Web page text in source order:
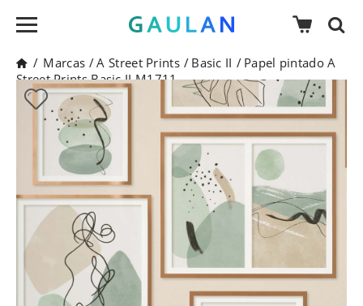
/ Marcas /A Street Prints / Basic II / Papel pintado A
Street Prints Basic II M1711